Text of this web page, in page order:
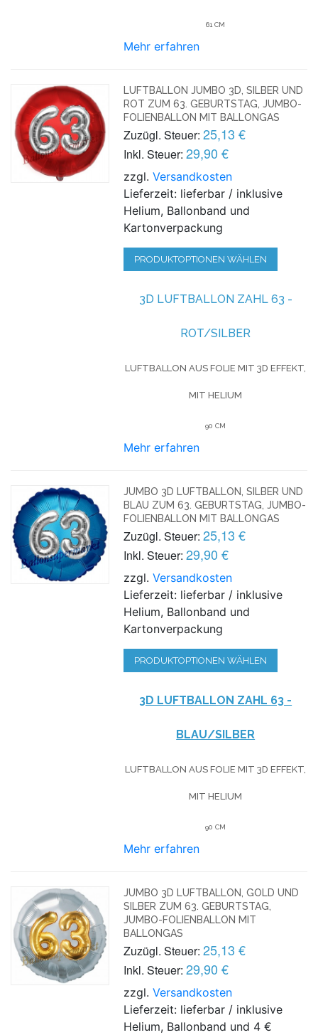
61 CM
Mehr erfahren
LUFTBALLON JUMBO 3D, SILBER UND
ROT ZUM 63. GEBURTSTAG, JUMBO-
FOLIENBALLON MIT BALLONGAS
Zuzügl. Steuer: 25,13 €
Inkl. Steuer: 29,90 €
zzgl.Versandkosten
Lieferzeit: lieferbar / inklusive
Helium, Ballonband und
Kartonverpackung
PRODUKTOPTIONEN WÄHLEN
3D LUFTBALLON ZAHL 63 -
ROT/SILBER
LUFTBALLON AUS FOLIE MIT 3D EFFEKT,
MIT HELIUM
90 CM
Mehr erfahren
JUMBO 3D LUFTBALLON, SILBER UND
BLAU ZUM 63. GEBURTSTAG, JUMBO-
FOLIENBALLON MIT BALLONGAS
Zuzügl. Steuer: 25,13 €
Inkl. Steuer: 29,90 €
zzgl.Versandkosten
Lieferzeit: lieferbar / inklusive
Helium, Ballonband und
Kartonverpackung
PRODUKTOPTIONEN WÄHLEN
3D LUFTBALLON ZAHL 63 -
BLAU/SILBER
LUFTBALLON AUS FOLIE MIT 3D EFFEKT,
MIT HELIUM
90 CM
Mehr erfahren
JUMBO 3D LUFTBALLON, GOLD UND
SILBER ZUM 63. GEBURTSTAG,
JUMBO-FOLIENBALLON MIT
BALLONGAS
Zuzügl. Steuer: 25,13 €
Inkl. Steuer: 29,90 €
zzgl.Versandkosten
Lieferzeit: lieferbar / inklusive
Helium, Ballonband und 4 €